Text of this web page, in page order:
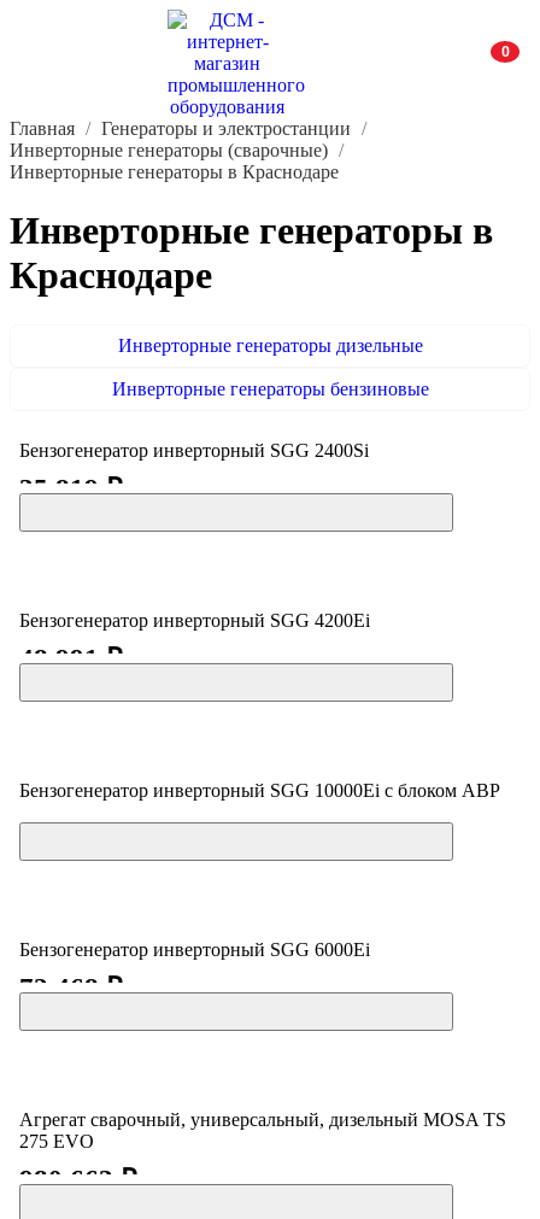
0
Главная
Генераторы и электростанции
Инверторные генераторы (сварочные)
Инверторные генераторы в Краснодаре
Инверторные генераторы в
Краснодаре
Инверторные генераторы дизельные
Инверторные генераторы бензиновые
Бензогенератор инверторный SGG 2400Si
35 819 ₽
Бензогенератор инверторный SGG 4200Ei
48 991 ₽
Бензогенератор инверторный SGG 10000Ei с блоком АВР
Цена по запросу
Бензогенератор инверторный SGG 6000Ei
72 468 ₽
Агрегат сварочный, универсальный, дизельный MOSA TS
275 EVO
980 663 ₽